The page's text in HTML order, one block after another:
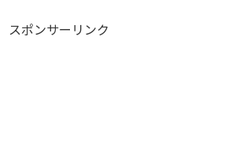
スポンサーリンク